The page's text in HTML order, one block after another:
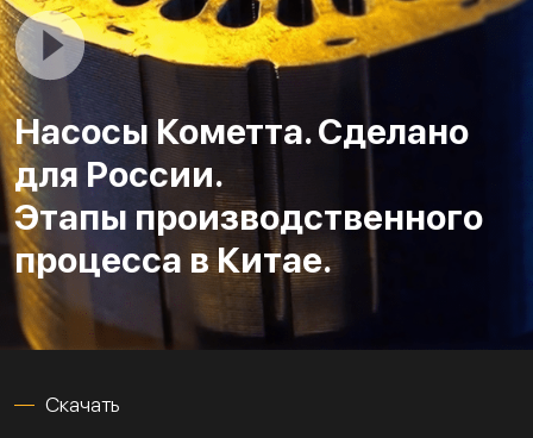
Насосы Кометта. Сделано
для России.
Этапы производственного
процесса в Китае.
Скачать